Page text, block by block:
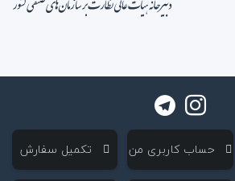
‌ حساب کاربری من ‌ تکمیل سفارش